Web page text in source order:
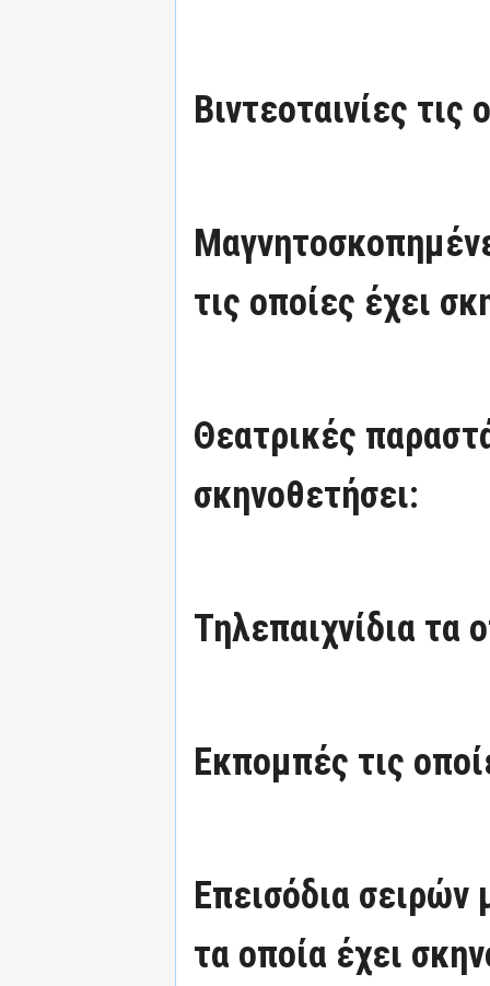
Βιντεοταινίες
τις οποίες έχει
Θεατρικές
σκηνοθετήσει:
Τηλεπαιχνίδια τα
Εκπομπές τις
Επεισόδια
τα οποία έχει